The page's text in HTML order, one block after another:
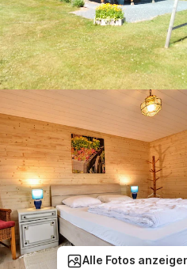
Alle Fotos